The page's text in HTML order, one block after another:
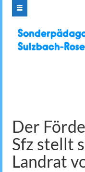
Der
Sfz stellt
Landrat